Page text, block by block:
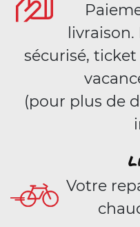
sécurisé,
(pour plus de
Votre